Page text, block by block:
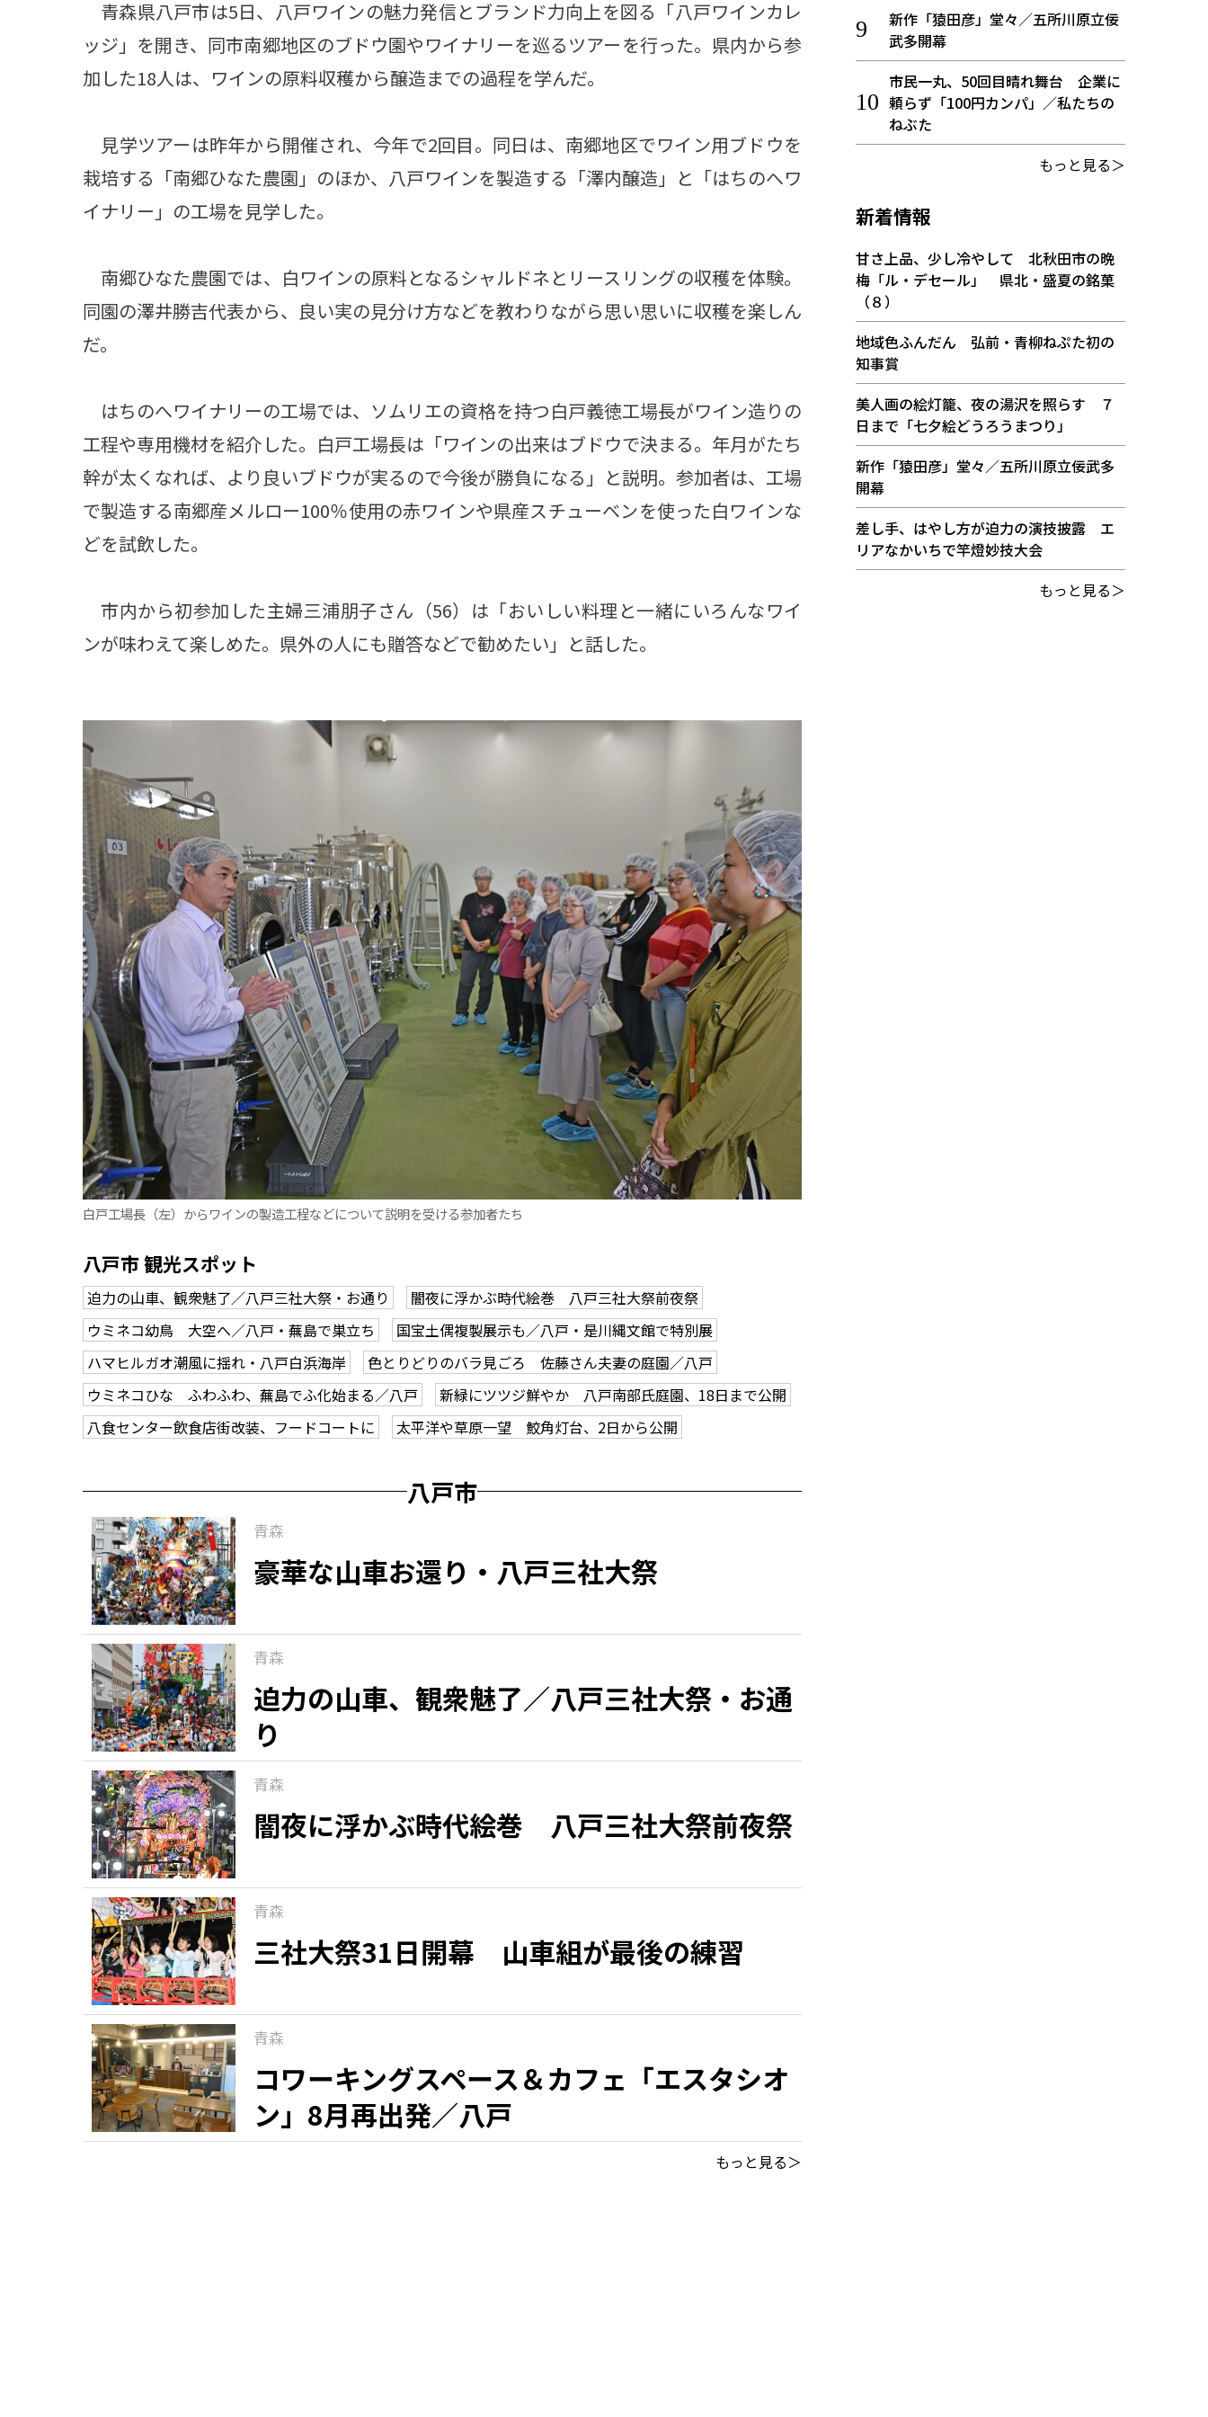
青森県八戸市は5日、八戸ワインの魅力発信とブランド力向上を図る「八戸ワインカレ
ッジ」を開き、同市南郷地区のブドウ園やワイナリーを巡るツアーを行った。県内から参
加した18人は、ワインの原料収穫から醸造までの過程を学んだ。
見学ツアーは昨年から開催され、今年で2回目。同日は、南郷地区でワイン用ブドウを
栽培する「南郷ひなた農園」のほか、八戸ワインを製造する「澤内醸造」と「はちのへワ
イナリー」の工場を見学した。
南郷ひなた農園では、白ワインの原料となるシャルドネとリースリングの収穫を体験。
同園の澤井勝吉代表から、良い実の見分け方などを教わりながら思い思いに収穫を楽しん
だ。
はちのへワイナリーの工場では、ソムリエの資格を持つ白戸義徳工場長がワイン造りの
工程や専用機材を紹介した。白戸工場長は「ワインの出来はブドウで決まる。年月がたち
幹が太くなれば、より良いブドウが実るので今後が勝負になる」と説明。参加者は、工場
で製造する南郷産メルロー100％使用の赤ワインや県産スチューベンを使った白ワインな
どを試飲した。
市内から初参加した主婦三浦朋子さん（56）は「おいしい料理と一緒にいろんなワイ
ンが味わえて楽しめた。県外の人にも贈答などで勧めたい」と話した。
白戸工場長（左）からワインの製造工程などについて説明を受ける参加者たち
八戸市 観光スポット
迫力の山車、観衆魅了／八戸三社大祭・お通り
闇夜に浮かぶ時代絵巻 八戸三社大祭前夜祭
ウミネコ幼鳥 大空へ／八戸・蕪島で巣立ち
国宝土偶複製展示も／八戸・是川縄文館で特別展
ハマヒルガオ潮風に揺れ・八戸白浜海岸
色とりどりのバラ見ごろ 佐藤さん夫妻の庭園／八戸
ウミネコひな ふわふわ、蕪島でふ化始まる／八戸
新緑にツツジ鮮やか 八戸南部氏庭園、18日まで公開
八食センター飲食店街改装、フードコートに
太平洋や草原一望 鮫角灯台、2日から公開
八戸市
青森
豪華な山車お還り・八戸三社大祭
青森
迫力の山車、観衆魅了／八戸三社大祭・お通
り
青森
闇夜に浮かぶ時代絵巻 八戸三社大祭前夜祭
青森
三社大祭31日開幕 山車組が最後の練習
青森
コワーキングスペース＆カフェ「エスタシオ
ン」8月再出発／八戸
もっと見る＞
新作「猿田彦」堂々／五所川原立佞
武多開幕
市民一丸、50回目晴れ舞台 企業に
頼らず「100円カンパ」／私たちの
ねぶた
もっと見る＞
新着情報
甘さ上品、少し冷やして 北秋田市の晩
梅「ル・デセール」 県北・盛夏の銘菓
（８）
地域色ふんだん 弘前・青柳ねぷた初の
知事賞
美人画の絵灯籠、夜の湯沢を照らす ７
日まで「七夕絵どうろうまつり」
新作「猿田彦」堂々／五所川原立佞武多
開幕
差し手、はやし方が迫力の演技披露 エ
リアなかいちで竿燈妙技大会
もっと見る＞